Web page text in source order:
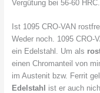
Vergütung bei 56-60 HRC.
Ist 1095 CRO-VAN
Weder noch. 1095 CRO-
ein Edelstahl. Um als
einen Chromanteil von
im Austenit bzw. Ferrit
Edelstahl
ist er auch